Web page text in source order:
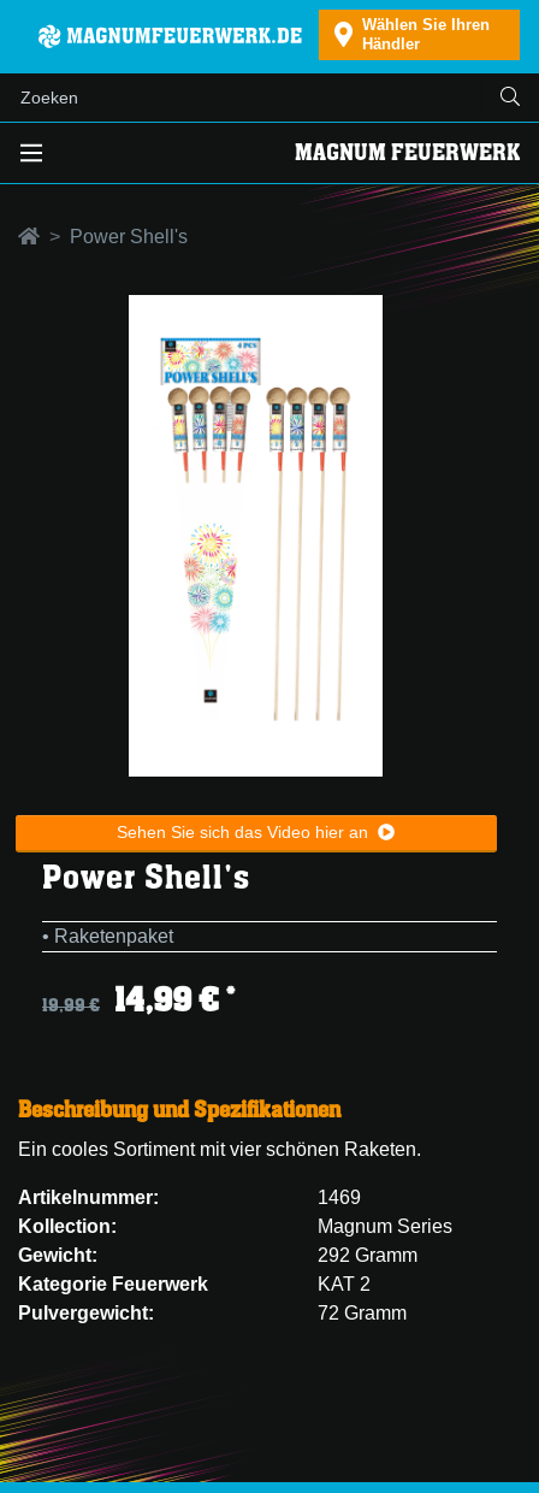
Wählen Sie Ihren
Händler
MAGNUM FEUERWERK
Power Shell's
Sehen Sie sich das Video hier an
Power Shell's
• Raketenpaket
19,99 € 14,99 € *
Beschreibung und Spezifikationen
Ein cooles Sortiment mit vier schönen Raketen.
Artikelnummer:
1469
Kollection:
Magnum Series
Gewicht:
292 Gramm
Kategorie Feuerwerk
KAT 2
Pulvergewicht:
72 Gramm